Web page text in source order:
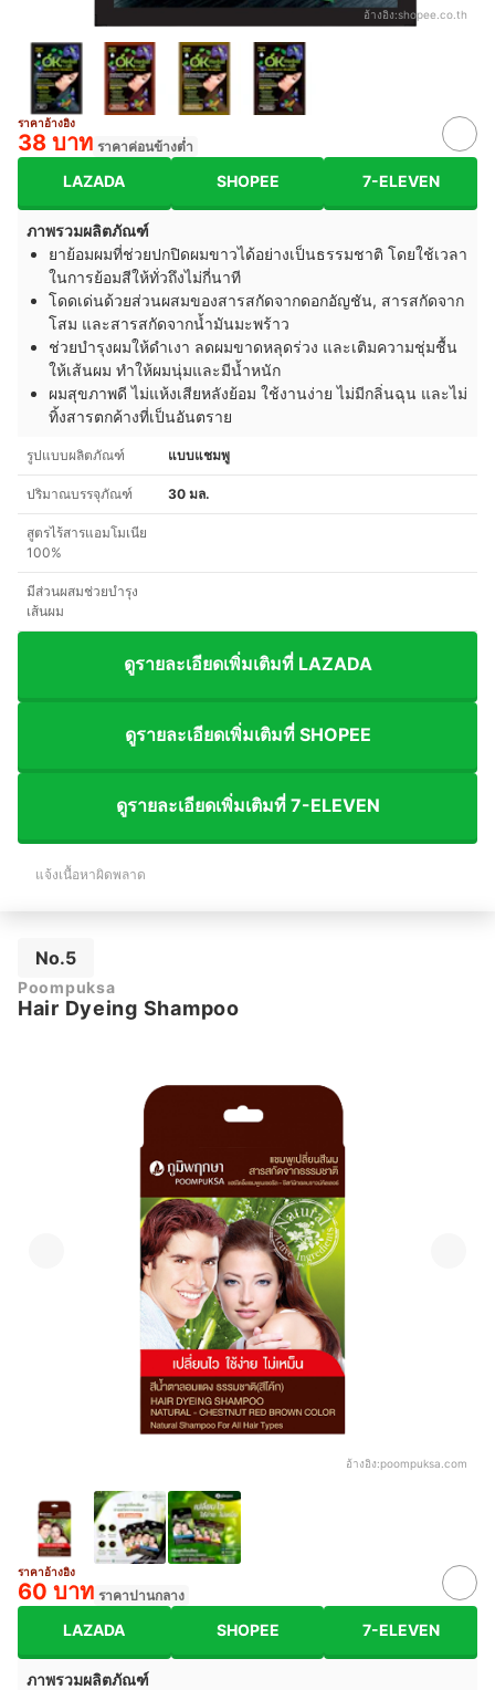
อ้างอิง:shopee.co.th
ราคาอ้างอิง
38 บาท ราคาค่อนข้างต่ำ
LAZADA SHOPEE 7-ELEVEN
ภาพรวมผลิตภัณฑ์
ยาย้อมผมที่ช่วยปกปิดผมขาวได้อย่างเป็นธรรมชาติ โดยใช้เวลา
ในการย้อมสีให้ทั่วถึงไม่กี่นาที
โดดเด่นด้วยส่วนผสมของสารสกัดจากดอกอัญชัน, สารสกัดจาก
โสม และสารสกัดจากน้ำมันมะพร้าว
ช่วยบำรุงผมให้ดำเงา ลดผมขาดหลุดร่วง และเติมความชุ่มชื้น
ให้เส้นผม ทำให้ผมนุ่มและมีน้ำหนัก
ผมสุขภาพดี ไม่แห้งเสียหลังย้อม ใช้งานง่าย ไม่มีกลิ่นฉุน และไม่
ทิ้งสารตกค้างที่เป็นอันตราย
รูปแบบผลิตภัณฑ์ แบบแชมพู
ปริมาณบรรจุภัณฑ์ 30 มล.
สูตรไร้สารแอมโมเนีย
100%
มีส่วนผสมช่วยบำรุง
เส้นผม
ดูรายละเอียดเพิ่มเติมที่ LAZADA
ดูรายละเอียดเพิ่มเติมที่ SHOPEE
ดูรายละเอียดเพิ่มเติมที่ 7-ELEVEN
แจ้งเนื้อหาผิดพลาด
No.5
Poompuksa
Hair Dyeing Shampoo
อ้างอิง:poompuksa.com
ราคาอ้างอิง
60 บาท ราคาปานกลาง
LAZADA SHOPEE 7-ELEVEN
ภาพรวมผลิตภัณฑ์